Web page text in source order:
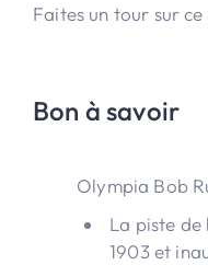
Faites un tour sur
Bon à savoir
Olympia Bob
La piste
1903 et